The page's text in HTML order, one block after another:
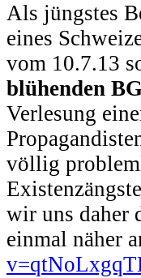
Als jüngstes
eines
vom 10.7.13
blühenden
Verlesung
völlig
wir uns daher
einmal näher